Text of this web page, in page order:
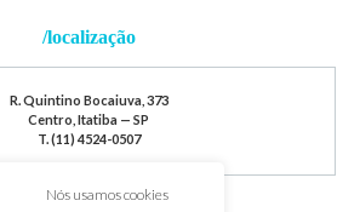
/localização
R. Quintino Bocaiuva, 373
Centro, Itatiba — SP
T. (11) 4524-0507
Nós usamos cookies